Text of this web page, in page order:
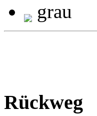
grau
Rückweg